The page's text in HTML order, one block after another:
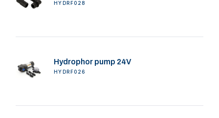
HYDRF028
Hydrophor pump 24V
HYDRF026